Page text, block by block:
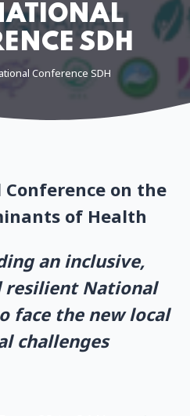
SDH
Conference SDH
on the
of Health
an inclusive,
resilient National
face the new local
challenges